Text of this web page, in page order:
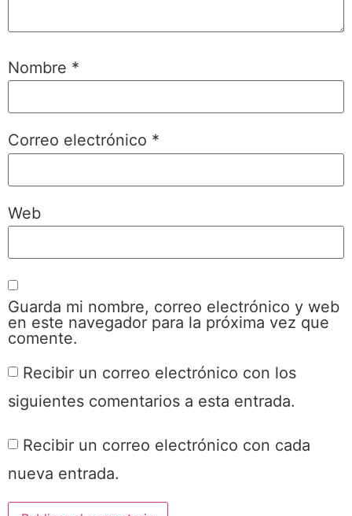
Nombre *
Correo electrónico *
Web
Guarda mi nombre, correo electrónico y web
en este navegador para la próxima vez que
comente.
Recibir un correo electrónico con los
siguientes comentarios a esta entrada.
Recibir un correo electrónico con cada
nueva entrada.